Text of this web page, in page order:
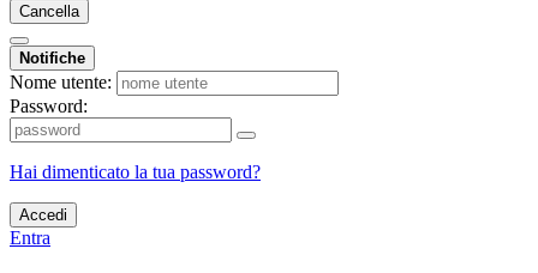
Cancella
Notifiche
Nome utente:
Password:
Hai dimenticato la tua password?
Accedi
Entra